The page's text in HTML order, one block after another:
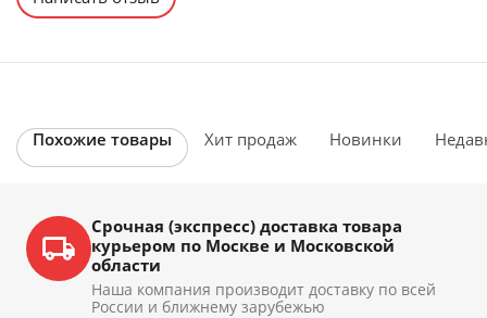
Похожие товары Хит продаж Новинки
Срочная (экспресс) доставка товара
курьером по Москве и Московской
области
Наша компания производит доставку по всей
России и ближнему зарубежью